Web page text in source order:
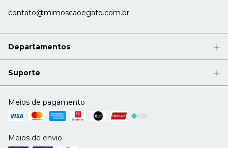
contato@mimoscaoegato.com.br
Departamentos
Suporte
Meios de pagamento
Meios de envio